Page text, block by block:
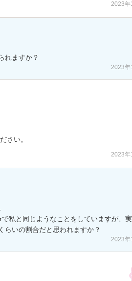
2023年
れますか？
2023年
さい。
2023年
私と同じようなことをしていますが、
らいの割合だと思われますか？
2023年